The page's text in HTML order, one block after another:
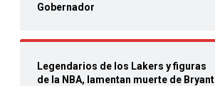
Gobernador
Legendarios de los Lakers y figuras
de la NBA, lamentan muerte de Bryant